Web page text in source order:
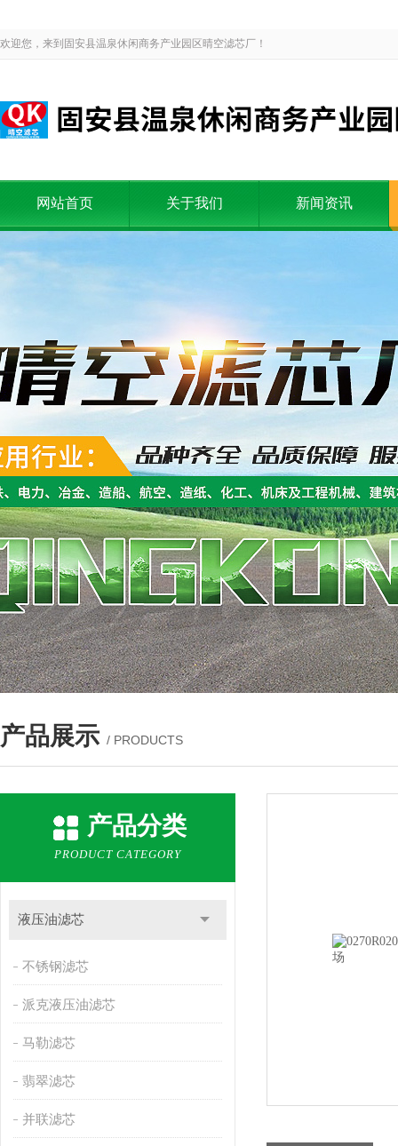
欢迎您，来到固安县温泉休闲商务产业园区晴空滤芯厂！
网站首页 关于我们 新闻资讯
产品展示 / PRODUCTS
产品分类
PRODUCT CATEGORY
液压油滤芯
不锈钢滤芯
派克液压油滤芯
马勒滤芯
翡翠滤芯
并联滤芯